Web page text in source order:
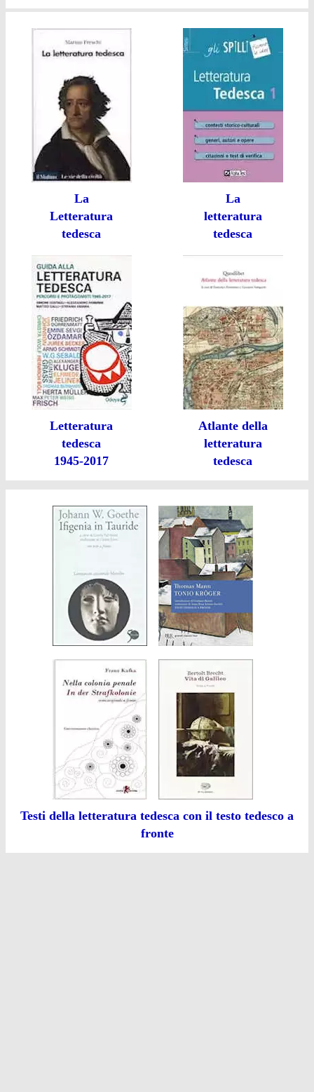
La
Letteratura
tedesca
La
letteratura
tedesca
Letteratura
tedesca
1945-2017
Atlante della
letteratura
tedesca
Testi della letteratura tedesca con il testo tedesco a
fronte